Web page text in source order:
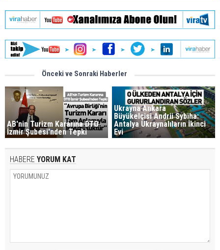
Önceki ve Sonraki Haberler
AB'nin Turizm Kararına DTO
İzmir Şubesi'nden Tepki
Ukrayna Ankara
Büyükelçisi Andrii Sybiha:
Antalya Ukraynalıların İkinci
Evi
HABERE YORUM KAT